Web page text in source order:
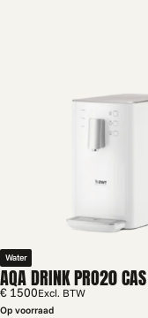
Water
AQA DRINK PRO20 CAS
€ 1500Excl. BTW
Op voorraad